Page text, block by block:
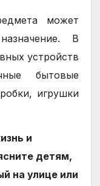
может
В
устройств
бытовые
игрушки
и
детям,
на улице или